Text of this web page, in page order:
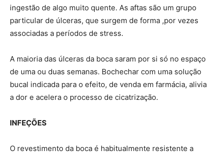
ingestão de algo muito quente. As aftas são um grupo
particular de úlceras, que surgem de forma ,por vezes
associadas a períodos de stress.
A maioria das úlceras da boca saram por si só no espaço
de uma ou duas semanas. Bochechar com uma solução
bucal indicada para o efeito, de venda em farmácia, alivia
a dor e acelera o processo de cicatrização.
INFEÇÕES
O revestimento da boca é habitualmente resistente a